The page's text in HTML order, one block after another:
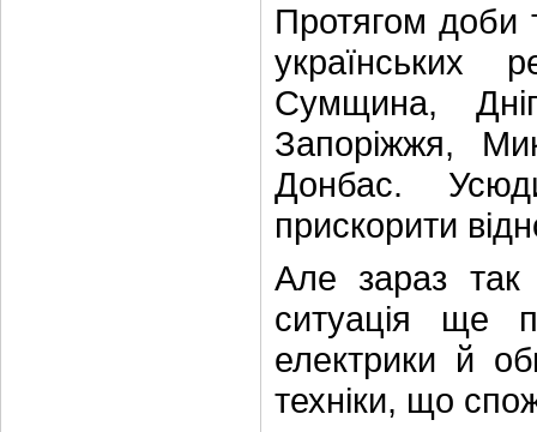
Протягом доби
українських
Сумщина,
Запоріжжя,
Донбас.
прискорити
Але зараз так
ситуація ще
електрики й
техніки, що